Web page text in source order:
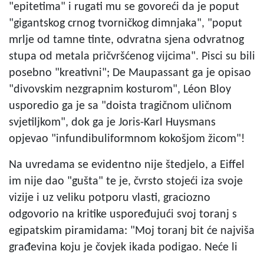
"epitetima" i rugati mu se govoreći da je poput
"gigantskog crnog tvorničkog dimnjaka", "poput
mrlje od tamne tinte, odvratna sjena odvratnog
stupa od metala pričvršćenog vijcima". Pisci su bili
posebno "kreativni"; De Maupassant ga je opisao
"divovskim nezgrapnim kosturom", Léon Bloy
usporedio ga je sa "doista tragičnom uličnom
svjetiljkom", dok ga je Joris-Karl Huysmans
opjevao "infundibuliformnom kokošjom žicom"!
Na uvredama se evidentno nije štedjelo, a Eiffel
im nije dao "gušta" te je, čvrsto stojeći iza svoje
vizije i uz veliku potporu vlasti, graciozno
odgovorio na kritike uspoređujući svoj toranj s
egipatskim piramidama: "Moj toranj bit će najviša
građevina koju je čovjek ikada podigao. Neće li